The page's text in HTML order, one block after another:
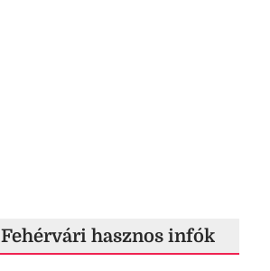
Fehérvári hasznos infók